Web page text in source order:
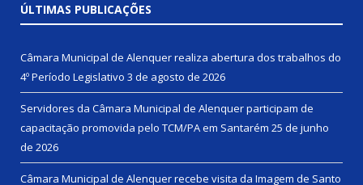
ÚLTIMAS PUBLICAÇÕES
Câmara Municipal de Alenquer realiza abertura dos trabalhos do
4º Período Legislativo 3 de agosto de 2026
Servidores da Câmara Municipal de Alenquer participam de
capacitação promovida pelo TCM/PA em Santarém 25 de junho
de 2026
Câmara Municipal de Alenquer recebe visita da Imagem de Santo